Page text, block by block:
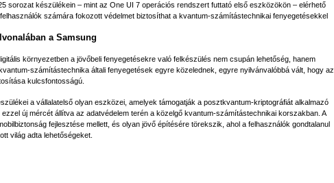
sorozat készülékein – mint az One UI 7 operációs rendszert futtató első eszközökön – elérhető
számára fokozott védelmet biztosíthat a kvantum-számítástechnikai fenyegetésekkel
a Samsung
környezetben a jövőbeli fenyegetésekre való felkészülés nem csupán lehetőség, hanem
számítástechnika általi fenyegetések egyre közelednek, egyre nyilvánvalóbbá vált, hogy az
kulcsfontosságú.
a vállalatelső olyan eszközei, amelyek támogatják a posztkvantum-kriptográfiát alkalmazó
ezzel új mércét állítva az adatvédelem terén a közelgő kvantum-számítástechnikai korszakban. A
fejlesztése mellett, és olyan jövő építésére törekszik, ahol a felhasználók gondtalanul
világ adta lehetőségeket.